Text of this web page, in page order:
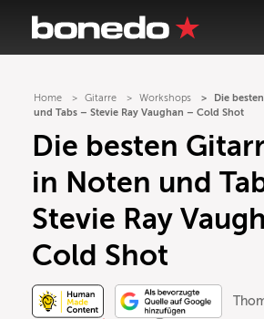
Home Gitarre Workshops
Die
und Tabs – Stevie Ray Vaughan – Cold Shot
Die besten
in Noten und
Stevie Ray
Cold Shot